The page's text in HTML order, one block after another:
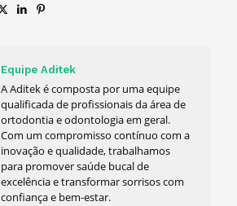
Equipe Aditek
A Aditek é composta por uma equipe
qualificada de profissionais da área de
ortodontia e odontologia em geral.
Com um compromisso contínuo com a
inovação e qualidade, trabalhamos
para promover saúde bucal de
excelência e transformar sorrisos com
confiança e bem-estar.